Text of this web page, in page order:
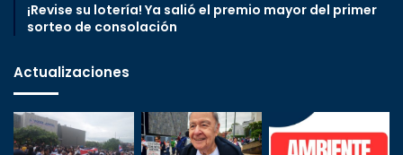
¡Revise su lotería! Ya salió el premio mayor del primer
sorteo de consolación
Actualizaciones